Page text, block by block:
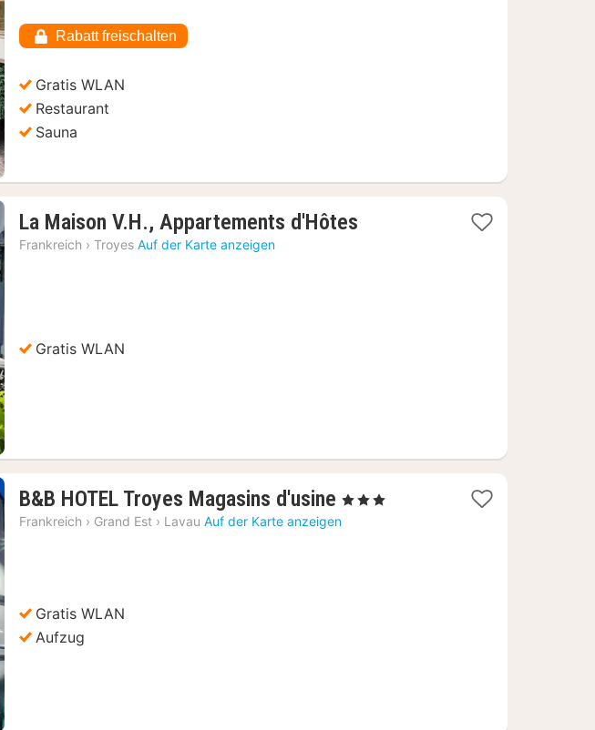
Bild
Rabatt freischalten
Gratis WLAN
Restaurant
Sauna
Bild
La Maison V.H., Appartements d'Hôtes
Frankreich › Troyes Auf der Karte anzeigen
Gratis WLAN
Bild
B&B HOTEL Troyes Magasins d'usine 1
Nacht
, 3 Sterne
Frankreich › Grand Est › Lavau Auf der Karte anzeigen
Gratis WLAN
Aufzug